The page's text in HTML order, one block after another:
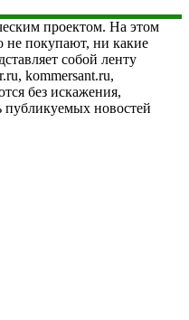
проектом. На этом
не покупают, ни какие
собой ленту
kommersant.ru,
без искажения,
публикуемых новостей